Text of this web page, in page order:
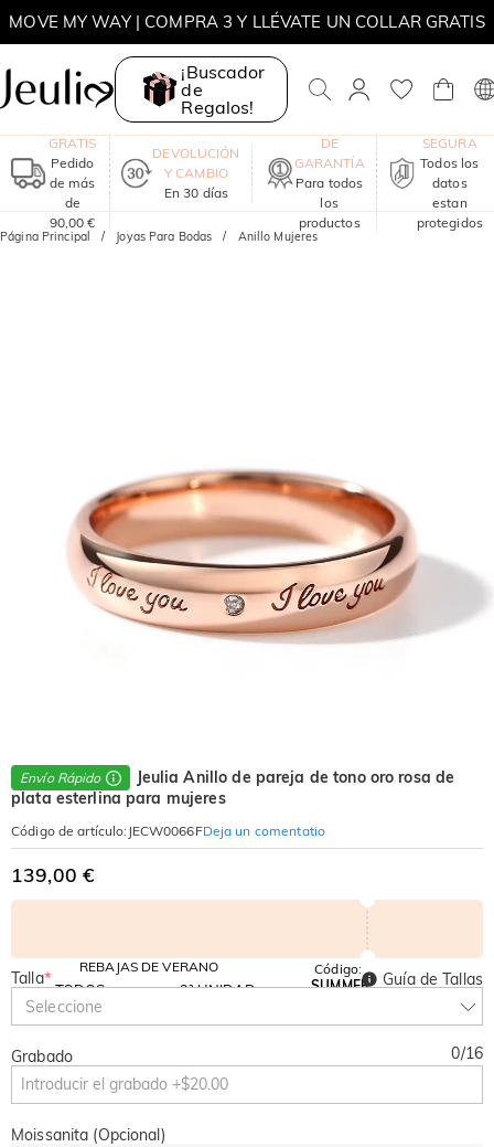
MOVE MY WAY | COMPRA 3 Y LLÉVATE UN COLLAR GRATIS
¡Buscador
de
Regalos!
GRATIS
Pedido
de más
de
90,00 €
DEVOLUCIÓN
Y CAMBIO
En 30 días
DE
GARANTÍA
Para todos
los
productos
SEGURA
Todos los
datos
estan
protegidos
Página Principal Joyas Para Bodas Anillo Mujeres
Envío Rápido
Jeulia Anillo de pareja de tono oro rosa de
plata esterlina para mujeres
Código de artículo: JECW0066FDeja un comentatio
139,00 €
REBAJAS DE VERANO
TODOS
10 % DE DTO.
2ª UNIDAD
Código:
SUMMER
Talla*
Seleccione
Guía de Tallas
Grabado 0/16
Moissanita (Opcional)